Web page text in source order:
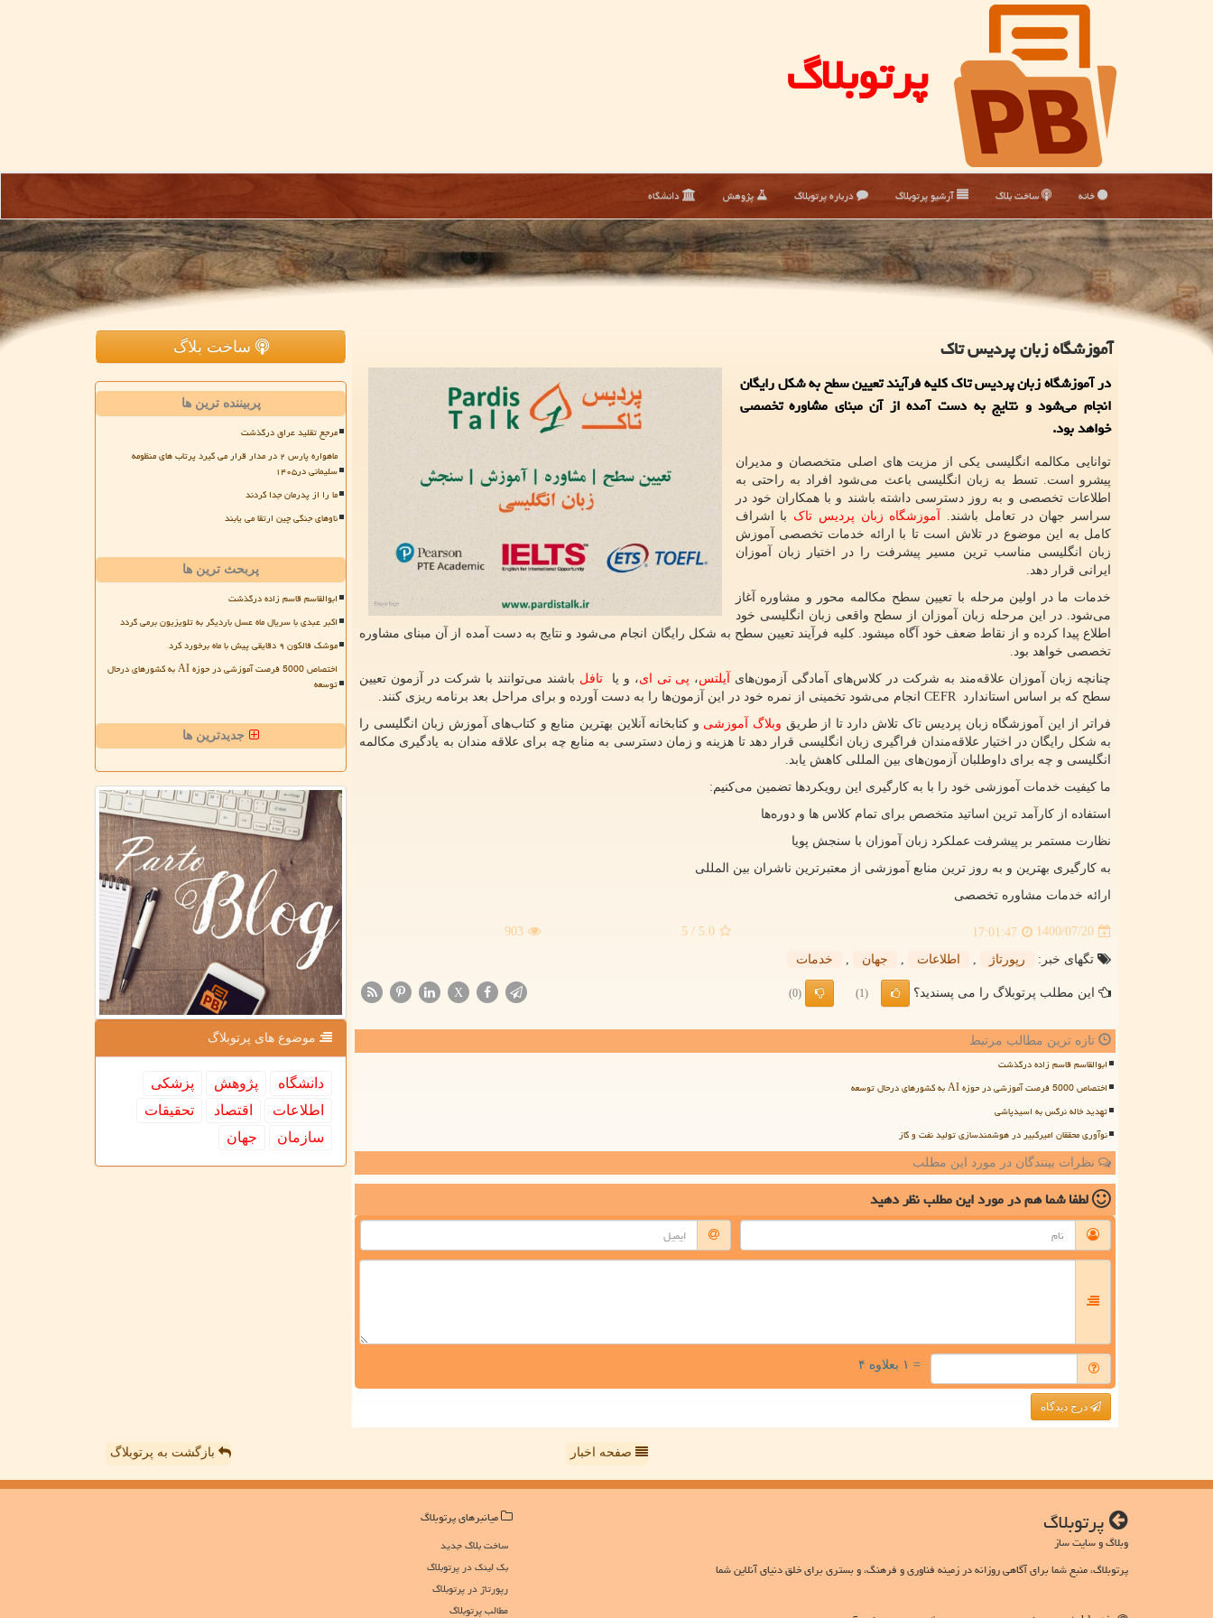
پرتوبلاگ
خانه ساخت بلاگ آرشیو پرتوبلاگ درباره پرتوبلاگ پژوهش دانشگاه
آموزشگاه زبان پردیس تاک
در آموزشگاه زبان پردیس تاک کلیه فرآیند تعیین سطح به شکل رایگان
انجام می‌شود و نتایج به دست آمده از آن مبنای مشاوره تخصصی
خواهد بود.
توانایی مکالمه انگلیسی یکی از مزیت های اصلی متخصصان و مدیران
پیشرو است. تسط به زبان انگلیسی باعث می‌شود افراد به راحتی به
اطلاعات تخصصی و به روز دسترسی داشته باشند و با همکاران خود در
سراسر جهان در تعامل باشند.
آموزشگاه زبان پردیس تاک با اشراف
کامل به این موضوع در تلاش است تا با ارائه خدمات تخصصی آموزش
زبان انگلیسی مناسب ترین مسیر پیشرفت را در اختیار زبان آموزان
ایرانی قرار دهد.
خدمات ما در اولین مرحله با تعیین سطح مکالمه محور و مشاوره آغاز
می‌شود. در این مرحله زبان آموزان از سطح واقعی زبان انگلیسی خود
اطلاع پیدا کرده و از نقاط ضعف خود آگاه میشود. کلیه فرآیند تعیین سطح به شکل رایگان انجام می‌شود و نتایج به دست آمده از آن مبنای مشاوره
تخصصی خواهد بود.
چنانچه زبان آموزان علاقه‌مند به شرکت در کلاس‌های آمادگی آزمون‌های
آیلتس، پی تی ای، و یا تافل باشند می‌توانند با شرکت در آزمون تعیین
سطح که بر اساس استاندارد CEFR انجام می‌شود تخمینی از نمره خود در این آزمون‌ها را به دست آورده و برای مراحل بعد برنامه ریزی کنند.
فراتر از این آموزشگاه زبان پردیس تاک تلاش دارد تا از طریق وبلاگ آموزشی و کتابخانه آنلاین بهترین منابع و کتاب‌های آموزش زبان انگلیسی را
به شکل رایگان در اختیار علاقه‌مندان فراگیری زبان انگلیسی قرار دهد تا هزینه و زمان دسترسی به منابع چه برای علاقه مندان به یادگیری مکالمه
انگلیسی و چه برای داوطلبان آزمون‌های بین المللی کاهش یابد.
ما کیفیت خدمات آموزشی خود را با به کارگیری این رویکردها تضمین می‌کنیم:
استفاده از کارآمد ترین اساتید متخصص برای تمام کلاس ها و دوره‌ها
نظارت مستمر بر پیشرفت عملکرد زبان آموزان با سنجش پویا
به کارگیری بهترین و به روز ترین منابع آموزشی از معتبرترین ناشران بین المللی
ارائه خدمات مشاوره تخصصی
1400/07/20
17:01:47
5.0
/ 5
903
تگهای خبر: رپورتاژ , اطلاعات , جهان , خدمات
این مطلب پرتوبلاگ را می پسندید؟ (1)
(0)
X
تازه ترین مطالب مرتبط
ابوالقاسم قاسم زاده درگذشت
اختصاص 5000 فرصت آموزشی در حوزه AI به کشورهای درحال توسعه
تهدید خاله نرگس به اسیدپاشی
نوآوری محققان امیرکبیر در هوشمندسازی تولید نفت و گاز
نظرات بینندگان در مورد این مطلب
لطفا شما همدر مورد این مطلبنظر دهید
= ۱ بعلاوه ۴
درج دیدگاه
ساخت بلاگ
پربیننده ترین ها
مرجع تقلید عراق درگذشت
ماهواره پارس ۲ در مدار قرار می گیرد پرتاب های منظومه
سلیمانی در۱۴۰۵
ما را از پدرمان جدا کردند
ناوهای جنگی چین ارتقا می یابند
پربحث ترین ها
ابوالقاسم قاسم زاده درگذشت
اکبر عبدی با سریال ماه عسل باردیگر به تلویزیون برمی گردد
موشک فالکون ۹ دقایقی پیش با ماه برخورد کرد
اختصاص 5000 فرصت آموزشی در حوزه AI به کشورهای درحال
توسعه
جدیدترین ها
موضوع های پرتوبلاگ
دانشگاه پژوهش
پزشكی
اطلاعات
اقتصاد
تحقیقات
سازمان
جهان
صفحه اخبار بازگشت به پرتوبلاگ
پرتوبلاگ
وبلاگ و سایت ساز
پرتوبلاگ، منبع شما برای آگاهی روزانه در زمینه فناوری و فرهنگ، و بستری برای خلق دنیای آنلاین شما
میانبرهای پرتوبلاگ
ساخت بلاگ جدید
بک لینک در پرتوبلاگ
رپورتاژ در پرتوبلاگ
مطالب پرتوبلاگ